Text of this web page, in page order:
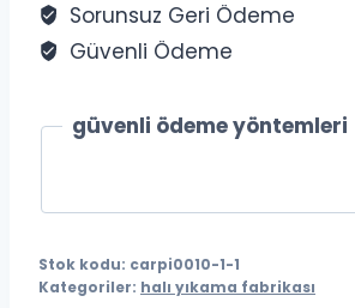
adetSorunsuz Geri Ödeme
Güvenli Ödeme
güvenli ödeme yöntemleri
Stok kodu: carpi0010-1-1
Kategoriler: halı yıkama fabrikası